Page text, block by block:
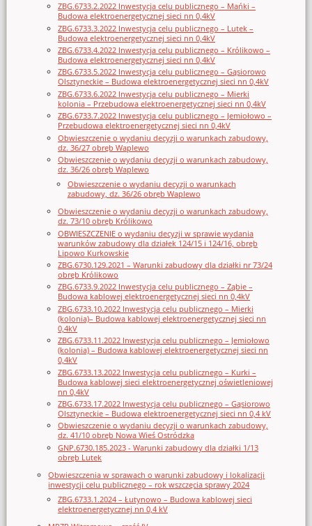
ZBG.6733.2.2022 Inwestycja celu publicznego – Mańki –
Budowa elektroenergetycznej sieci nn 0,4kV
ZBG.6733.3.2022 Inwestycja celu publicznego – Lutek –
Budowa elektroenergetycznej sieci nn 0,4kV
ZBG.6733.4.2022 Inwestycja celu publicznego – Królikowo –
Budowa elektroenergetycznej sieci nn 0,4kV
ZBG.6733.5.2022 Inwestycja celu publicznego – Gąsiorowo
Olsztyneckie – Budowa elektroenergetycznej sieci nn 0,4kV
ZBG.6733.6.2022 Inwestycja celu publicznego – Mierki
kolonia – Przebudowa elektroenergetycznej sieci nn 0,4kV
ZBG.6733.7.2022 Inwestycja celu publicznego – Jemiołowo –
Przebudowa elektroenergetycznej sieci nn 0,4kV
Obwieszczenie o wydaniu decyzji o warunkach zabudowy,
dz. 36/27 obręb Waplewo
Obwieszczenie o wydaniu decyzji o warunkach zabudowy,
dz. 36/26 obręb Waplewo
Obwieszczenie o wydaniu decyzji o warunkach
zabudowy, dz. 36/26 obręb Waplewo
Obwieszczenie o wydaniu decyzji o warunkach zabudowy,
dz. 73/10 obręb Królikowo
OBWIESZCZENIE o wydaniu decyzji w sprawie wydania
warunków zabudowy dla działek 124/15 i 124/16, obręb
Lipowo Kurkowskie
ZBG.6730.129.2021 – Warunki zabudowy dla działki nr 73/24
obręb Królikowo
ZBG.6733.9.2022 Inwestycja celu publicznego – Ząbie –
Budowa kablowej elektroenergetycznej sieci nn 0,4kV
ZBG.6733.10.2022 Inwestycja celu publicznego – Mierki
(kolonia)– Budowa kablowej elektroenergetycznej sieci nn
0,4kV
ZBG.6733.11.2022 Inwestycja celu publicznego – Jemiołowo
(kolonia) – Budowa kablowej elektroenergetycznej sieci nn
0,4kV
ZBG.6733.13.2022 Inwestycja celu publicznego – Kurki –
Budowa kablowej sieci elektroenergetycznej oświetleniowej
nn 0,4kV
ZBG.6733.17.2022 Inwestycja celu publicznego – Gąsiorowo
Olsztyneckie – Budowa elektroenergetycznej sieci nn 0,4 kV
Obwieszczenie o wydaniu decyzji o warunkach zabudowy,
dz. 41/10 obręb Nowa Wieś Ostródzka
GNP.6730.185.2023 - Warunki zabudowy dla działki 1/13
obręb Lutek
Obwieszczenia w sprawach o warunki zabudowy i lokalizacji
inwestycji celu publicznego – rok wszczęcia sprawy 2024
ZBG.6733.1.2024 – Łutynowo – Budowa kablowej sieci
elektroenergetycznej nn 0,4 kV